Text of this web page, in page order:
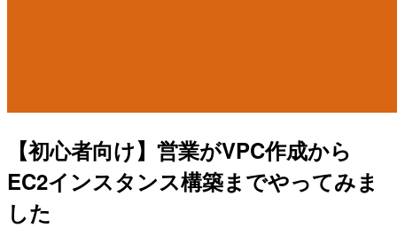
【初心者向け】営業がVPC作成から
EC2インスタンス構築までやってみま
した